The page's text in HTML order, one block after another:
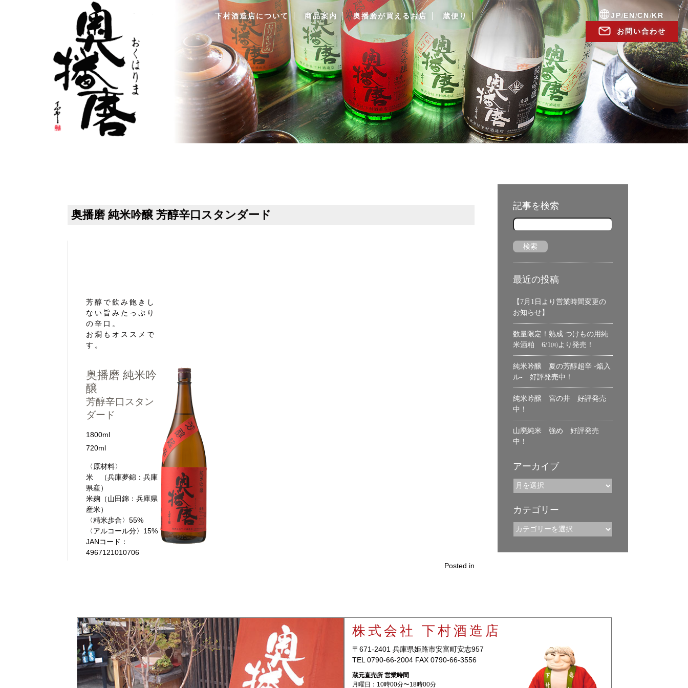
下村酒造店について 商品案内 奥播磨が買えるお店 蔵便り JP/EN/CN/KR
お問い合わせ
奥播磨 純⽶吟醸 芳醇辛口スタンダード
芳醇で飲み飽きし
ない旨みたっぷり
の辛口。
お燗もオススメで
す。
奥播磨 純⽶吟
醸
芳醇辛口スタン
ダード
1800ml
720ml
〈原材料〉
米 （兵庫夢錦：兵庫
県産）
米麹（山田錦：兵庫県
産米）
〈精米歩合〉55%
〈アルコール分〉15%
JANコード：
4967121010706
Posted in
記事を検索
最近の投稿
【7月1日より営業時間変更の
お知らせ】
数量限定！熟成 つけもの用純
米酒粕 6/1㈪より発売！
純米吟醸 夏の芳醇超辛 -焔入
ル- 好評発売中！
純米吟醸 宮の井 好評発売
中！
山廃純米 強め 好評発売
中！
アーカイブ
カテゴリー
株式会社 下村酒造店
〒671-2401 兵庫県姫路市安富町安志957
TEL 0790-66-2004 FAX 0790-66-3556
蔵元直売所 営業時間
月曜日：10時00分〜18時00分